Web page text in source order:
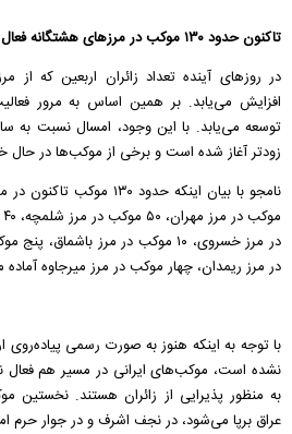
تاکنون حدود ۱۳۰ موکب در مرزهای هشتگانه فعال شده‌اند
در روزهای آینده تعداد زائران اربعین که از
افزایش می‌یابد. بر همین اساس به مرور
توسعه می‌یابد. با این وجود، امسال نسبت به
زودتر آغاز شده است و برخی از موکب‌ها در حال
در مرز خسروی، ۱۰ موکب در مرز
در مرز ریمدان، چهار موکب در مرز میرجاوه آماده
با توجه به اینکه هنوز به صورت رسمی پیاده‌روی
نشده است، موکب‌های ایرانی در مسیر هم فعال
به منظور پذیرایی از زائران هستند. نخستین
عراق برپا می‌شود، در نجف اشرف و در جوار حرم